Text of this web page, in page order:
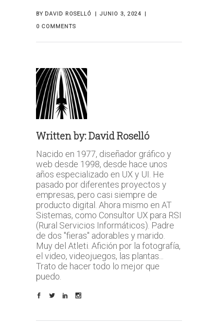
BY DAVID ROSELLÓ
JUNIO 3, 2024
0 COMMENTS
Written by:David Roselló
Nacido en 1977, diseñador gráfico y
web desde 1998, desde hace unos
años especializado en UX y UI. He
pasado por diferentes proyectos y
empresas, pero casi siempre de
producto digital. Ahora mismo en AT
Sistemas, como Consultor UX para RSI
(Rural Servicios Informáticos). Padre
de dos "fieras" adorables y marido.
Muy del Atleti. Afición por la fotografía,
el video, videojuegos, las plantas...
Trato de hacer todo lo mejor que
puedo.